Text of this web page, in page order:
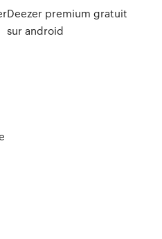
Deezer premium gratuit
sur android